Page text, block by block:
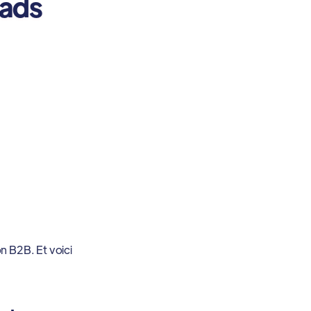
B2B. Et voici